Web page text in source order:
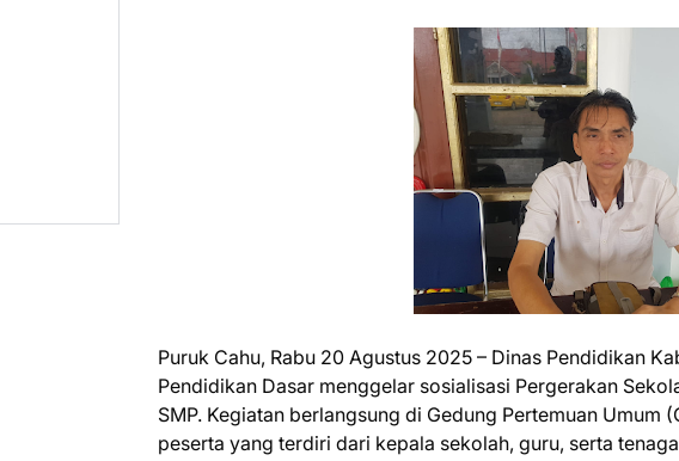
Puruk Cahu, Rabu 20 Agustus 2025 – Dinas Pendidikan
Pendidikan Dasar menggelar sosialisasi Pergerakan
SMP. Kegiatan berlangsung di Gedung Pertemuan Umum
peserta yang terdiri dari kepala sekolah, guru, serta